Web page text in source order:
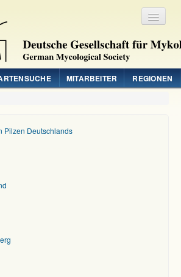
MITARBEITER REGIONEN
Pilzen Deutschlands